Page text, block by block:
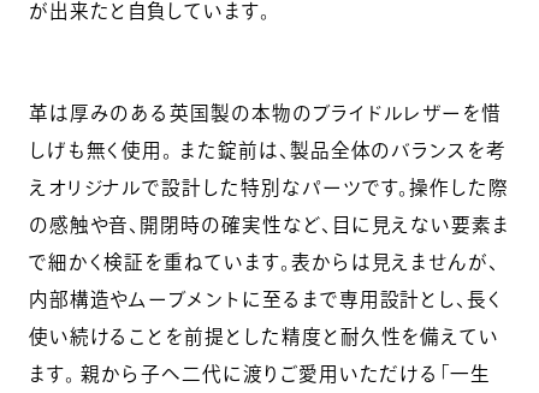
が出来たと自負しています。
革は厚みのある英国製の本物のブライドルレザーを惜
しげも無く使用。 また錠前は、製品全体のバランスを考
えオリジナルで設計した特別なパーツです。操作した際
の感触や音、開閉時の確実性など、目に見えない要素ま
で細かく検証を重ねています。表からは見えませんが、
内部構造やムーブメントに至るまで専用設計とし、長く
使い続けることを前提とした精度と耐久性を備えてい
ます。 親から子へ二代に渡りご愛用いただける「一生